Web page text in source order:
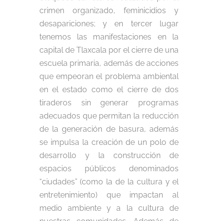
crimen organizado, feminicidios y
desapariciones; y en tercer lugar
tenemos las manifestaciones en la
capital de Tlaxcala por el cierre de una
escuela primaria, además de acciones
que empeoran el problema ambiental
en el estado como el cierre de dos
tiraderos sin generar programas
adecuados que permitan la reducción
de la generación de basura, además
se impulsa la creación de un polo de
desarrollo y la construcción de
espacios públicos denominados
“ciudades” (como la de la cultura y el
entretenimiento) que impactan al
medio ambiente y a la cultura de